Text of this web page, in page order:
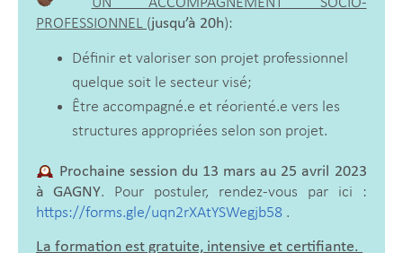
PROFESSIONNEL (jusqu’à 20h):
Définir et valoriser son projet professionnel
quelque soit le secteur visé;
Être accompagné.e et réorienté.e vers les
structures appropriées selon son projet.
Prochaine session du 13 mars au 25 avril 2023
à GAGNY. Pour postuler, rendez-vous par ici :
https://forms.gle/uqn2rXAtYSWegjb58 .
La formation est gratuite, intensive et certifiante.